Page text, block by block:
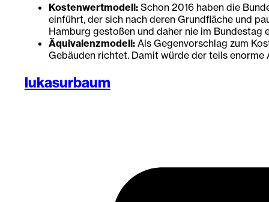
Kostenwertmodell:Schon 2016 haben die
einführt, der sich nach deren Grundfläche und
Hamburg gestoßen und daher nie im Bundestag
Äquivalenzmodell:Als Gegenvorschlag zum
Gebäuden richtet. Damit würde der teils
lukasurbaum